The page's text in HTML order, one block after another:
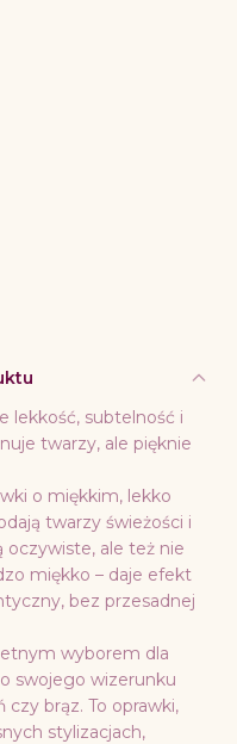
lekkość, subtelność i
twarzy, ale pięknie
o miękkim, lekko
twarzy świeżości i
oczywiste, ale też nie
miękko – daje efekt
bez przesadnej
wyborem dla
swojego wizerunku
czy brąz. To oprawki,
stylizacjach,